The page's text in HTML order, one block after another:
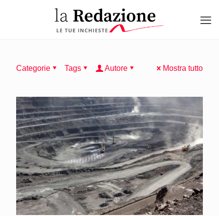
Categorie Tags Autore Mostra tutto